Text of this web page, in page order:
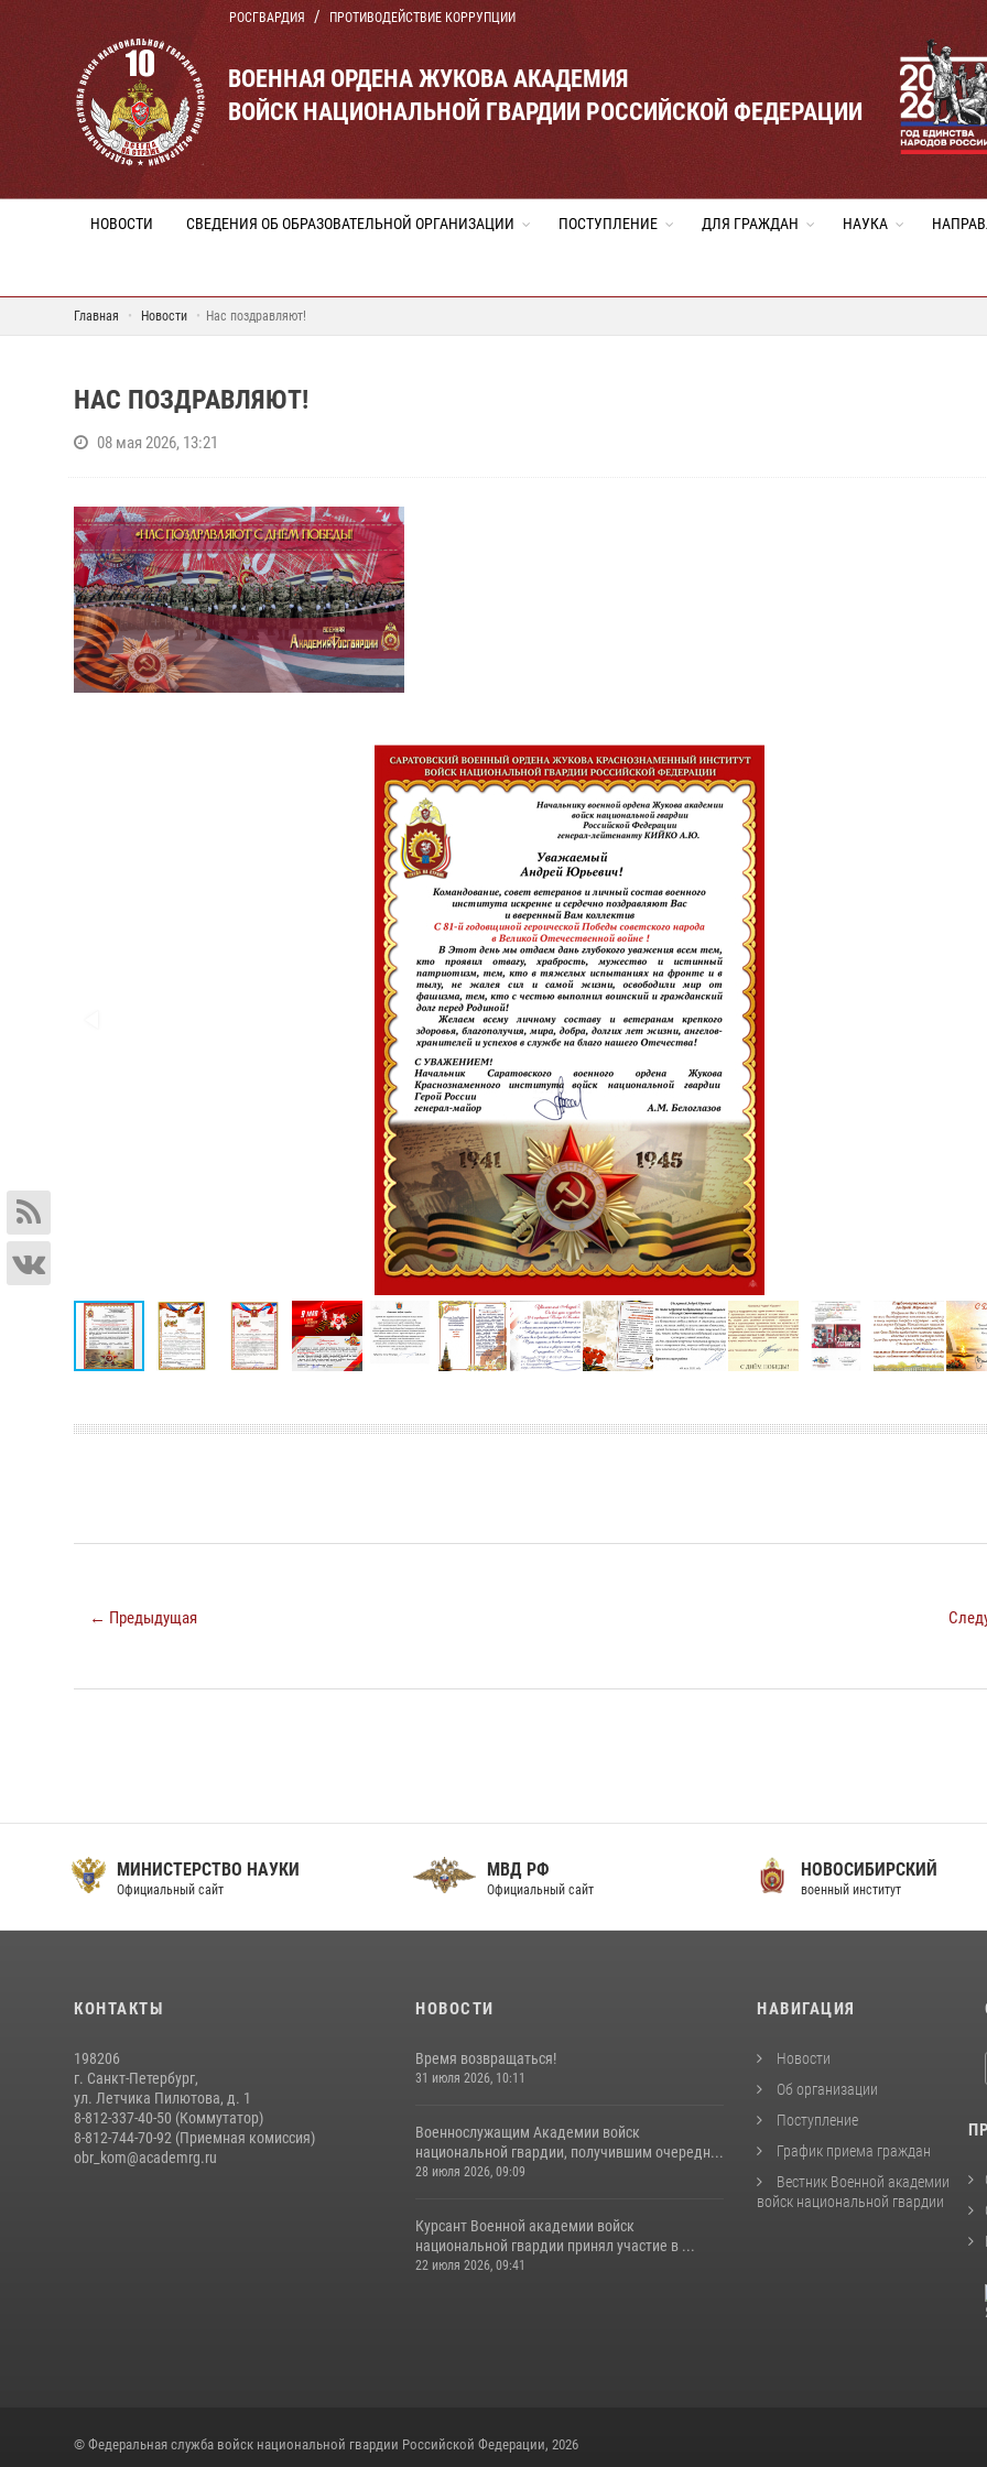
РОСГВАРДИЯ ПРОТИВОДЕЙСТВИЕ КОРРУПЦИИ
ВОЕННАЯ ОРДЕНА ЖУКОВА АКАДЕМИЯ
ВОЙСК НАЦИОНАЛЬНОЙ ГВАРДИИ РОССИЙСКОЙ ФЕДЕРАЦИИ
НОВОСТИ СВЕДЕНИЯ ОБ ОБРАЗОВАТЕЛЬНОЙ ОРГАНИЗАЦИИ ПОСТУПЛЕНИЕ ДЛЯ ГРАЖДАН НАУКА
Главная Новости Нас поздравляют!
НАС ПОЗДРАВЛЯЮТ!
08 мая 2026, 13:21
← Предыдущая
МИНИСТЕРСТВО НАУКИ
Официальный сайт
МВД РФ
Официальный сайт
НОВОСИБИРСКИЙ
военный институт
КОНТАКТЫ
198206
г. Санкт-Петербург,
ул. Летчика Пилютова, д. 1
8-812-337-40-50 (Коммутатор)
8-812-744-70-92 (Приемная комиссия)
obr_kom@academrg.ru
НОВОСТИ
Время возвращаться!
31 июля 2026, 10:11
Военнослужащим Академии войск
национальной гвардии, получившим очередн...
28 июля 2026, 09:09
Курсант Военной академии войск
национальной гвардии принял участие в ...
22 июля 2026, 09:41
НАВИГАЦИЯ
Новости
Об организации
Поступление
График приема граждан
Вестник Военной академии
войск национальной гвардии
© Федеральная служба войск национальной гвардии Российской Федерации, 2026